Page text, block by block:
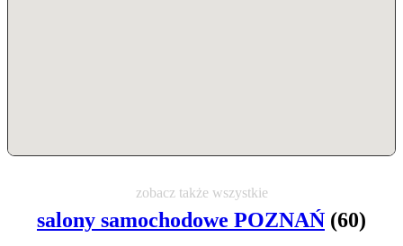
zobacz także wszystkie
salony samochodowe POZNAŃ (60)